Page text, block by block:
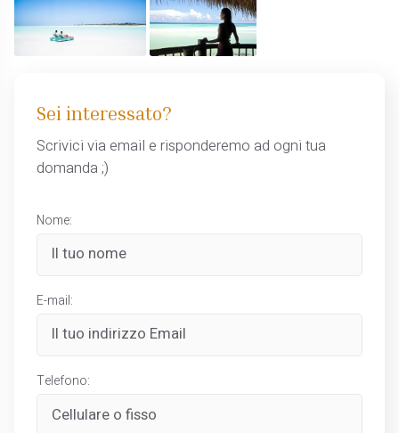
Sei interessato?
Scrivici via email e risponderemo ad ogni tua
domanda ;)
Nome:
E-mail:
Telefono: